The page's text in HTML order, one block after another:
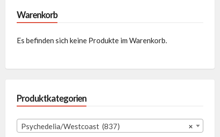
Warenkorb
Es befinden sich keine Produkte im Warenkorb.
Produktkategorien
×
Psychedelia/Westcoast (837)